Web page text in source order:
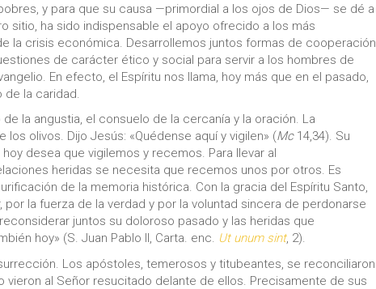
y para que su causa —primordial a los ojos de Dios— se dé a
sitio, ha sido indispensable el apoyo ofrecido a los más
la crisis económica. Desarrollemos juntos formas de cooperación
de carácter ético y social para servir a los hombres de
En efecto, el Espíritu nos llama, hoy más que en el pasado,
de la caridad.
la angustia, el consuelo de la cercanía y la oración. La
olivos. Dijo Jesús: «Quédense aquí y vigilen» (Mc14,34). Su
desea que vigilemos y recemos. Para llevar al
heridas se necesita que recemos unos por otros. Es
de la memoria histórica. Con la gracia del Espíritu Santo,
la fuerza de la verdad y por la voluntad sincera de perdonarse
juntos su doloroso pasado y las heridas que
hoy» (S. Juan Pablo II, Carta. enc. Ut unum sint, 2).
Los apóstoles, temerosos y titubeantes, se reconciliaron
vieron al Señor resucitado delante de ellos. Precisamente de sus